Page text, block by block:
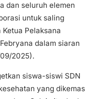
dan seluruh elemen
untuk saling
Pelaksana
dalam siaran
2025).
siswa-siswi SDN
yang dikemas